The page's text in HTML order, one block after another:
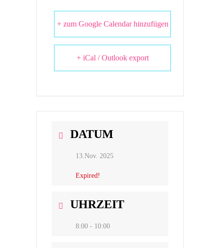
+ zum Google Calendar hinzufügen
+ iCal / Outlook export
DATUM
13.Nov. 2025
Expired!
UHRZEIT
8:00 - 10:00